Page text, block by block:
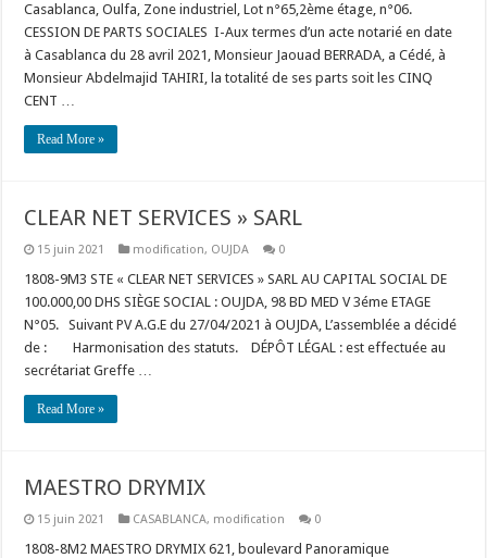
Casablanca, Oulfa, Zone industriel, Lot n°65,2ème étage, n°06.
CESSION DE PARTS SOCIALES I-Aux termes d’un acte notarié en date
à Casablanca du 28 avril 2021, Monsieur Jaouad BERRADA, a Cédé, à
Monsieur Abdelmajid TAHIRI, la totalité de ses parts soit les CINQ
CENT …
Read More »
CLEAR NET SERVICES » SARL
15 juin 2021 modification, OUJDA 0
1808-9M3 STE « CLEAR NET SERVICES » SARL AU CAPITAL SOCIAL DE
100.000,00 DHS SIÈGE SOCIAL : OUJDA, 98 BD MED V 3éme ETAGE
N°05. Suivant PV A.G.E du 27/04/2021 à OUJDA, L’assemblée a décidé
de : Harmonisation des statuts. DÉPÔT LÉGAL : est effectuée au
secrétariat Greffe …
Read More »
MAESTRO DRYMIX
15 juin 2021 CASABLANCA, modification 0
1808-8M2 MAESTRO DRYMIX 621, boulevard Panoramique